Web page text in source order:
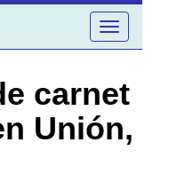
Toggle
navigation
carnet
Unión,